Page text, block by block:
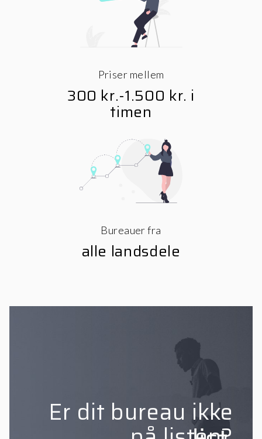
Priser mellem
300 kr.-1.500 kr. i
timen
Bureauer fra
alle landsdele
Er dit bureau ikke